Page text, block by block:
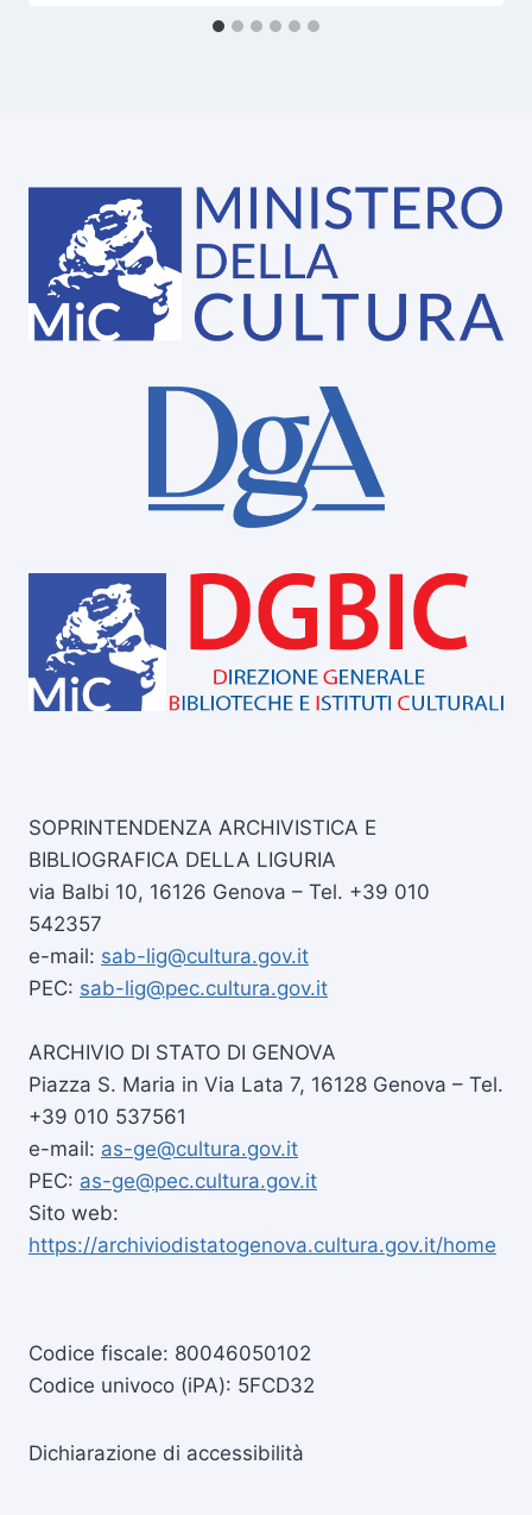
SOPRINTENDENZA ARCHIVISTICA E
BIBLIOGRAFICA DELLA LIGURIA
via Balbi 10, 16126 Genova – Tel. +39 010
542357
e-mail: sab-lig@cultura.gov.it
PEC: sab-lig@pec.cultura.gov.it
ARCHIVIO DI STATO DI GENOVA
Piazza S. Maria in Via Lata 7, 16128 Genova – Tel.
+39 010 537561
e-mail: as-ge@cultura.gov.it
PEC: as-ge@pec.cultura.gov.it
Sito web:
https://archiviodistatogenova.cultura.gov.it/home
Codice fiscale: 80046050102
Codice univoco (iPA): 5FCD32
Dichiarazione di accessibilità